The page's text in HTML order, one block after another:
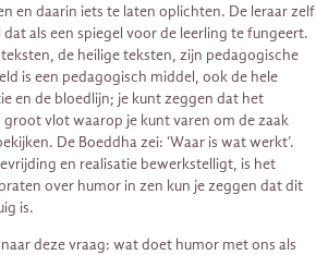
en daarin iets te laten oplichten. De leraar zelf
als een spiegel voor de leerling te fungeert.
de heilige teksten, zijn pedagogische
is een pedagogisch middel, ook de hele
en de bloedlijn; je kunt zeggen dat het
groot vlot waarop je kunt varen om de zaak
De Boeddha zei: ‘Waar is wat werkt’.
en realisatie bewerkstelligt, is het
over humor in zen kun je zeggen dat dit
is.
deze vraag: wat doet humor met ons als